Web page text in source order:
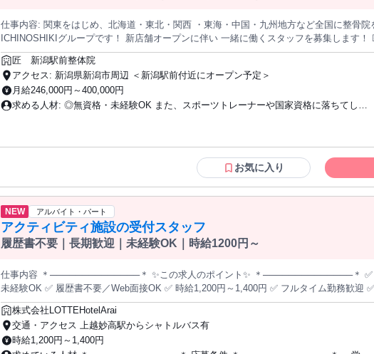
社が大切にしていること ─────────────────── 「従業員ファースト」 当社はスタ
ント（参観日・運動会など）へ、 積極的参加をすることを推奨しております。 従業員フ
そ、 ご家族のイベントを大切にできる社風がございます。 『健康と笑顔を1人でも多くの方にお届けする』 社員が協
力し、心身のお悩みを抱える方々の 笑顔溢れる人生を創造することが私たちのビジョンです！ 『関わる全て
顔になれる循環づくり』 充実した研修で高度な技術を習得し、自費治療を通じて患者様
治療を提供し、売上を上げることでスタッフの給与にも還元する仕組みを整えています。 ＼2030年までに全世界に
2000店舗展開！／ Vision2030への道のりは、挑戦に満ちていますが、 ここ5年間で売上
は、3店舗→90店舗の30倍と 着実に目標達成に向けて前に進んでいます！ 「業界で1番AIを駆使し、1番人を雇用する会
社を創る」 私たちは確信しています。共に挑戦し、 共に成長し、共に成功を収めること
・スポーツジムトレーナーの経験 ・リラクゼーションマッサージ店での勤務経験
仕事内容: 関東をはじめ、北海道・東北・関西 ・東海・中国・九州地方など全国に整骨院を60店舗 展開している
ICHINOSHIKIグループです！ 新店舗オープンに伴い 一緒に働くスタッフを募集します！ ☑︎未経験歓迎！6ヶ月の新人
研修あり ☑︎5年で売上20倍の成長企業！ ☑︎ふるさと出店のチャンス！全国展開、店舗拡
強い！ ☑︎業界トップクラスの給与水準 ☑︎成長意欲の高い仲間と働ける！ ☑︎技術研修・勉強会が充実！
グループとは？ ハンマーと木板を用いた「一野式筋肉骨調整法」 という治療技術を軸に
へ行っても治らない」とお悩みを抱えた方が 全国から年間5万人以上来院しています！
ジ https://youtu.be/7Vrozlm-G5M ＜仕事内容＞ 整体師（セラピスト）として、 お客様のココロとカラダに寄り添い、
────────────────────── 【１】プロの治療家を目指せる 勤務時間内での研修、
による直接研修や、 外部講師によるセミナーなど、 治療知識や技術習得の時間を確保していま
キャリアアップが可能 2030年までに国内500店舗展開を目標に 着実と店舗を拡大中。院
を目指せる機会が圧倒的に他院よりも多いです！ また、役職が上がるにつれて、集客や
経営に必要なスキルも学べます！ 【３】公平で透明性の高い評価制度 評価基準や売上ランキングなどを 全スタッフが
水準！ 1年目の平均年収は500万円〜 入社後初のボーナスで80万円、 直近の冬の賞与で
りはしっかりと給与に還元し、 スタッフの働きやすい環境を整えています！ * ◆入社後の流れ ￣￣￣￣￣￣￣￣ 独自
の教育カリキュラムにより 未経験でも短期間でキャリアップ可能！ 1ヶ月目：社長直伝！
社が大切にしていること ─────────────────── 「従業員ファースト」 当社はスタ
ント（参観日・運動会など）へ、 積極的参加をすることを推奨しております。 従業員フ
そ、 ご家族のイベントを大切にできる社風がございます。 『健康と笑顔を1人でも多くの方にお届けする』 社員が協
力し、心身のお悩みを抱える方々の 笑顔溢れる人生を創造することが私たちのビジョンです！ 『関わる全て
顔になれる循環づくり』 充実した研修で高度な技術を習得し、自費治療を通じて患者様
治療を提供し、売上を上げることでスタッフの給与にも還元する仕組みを整えています。 ＼2030年までに全世界に
2000店舗展開！／ Vision2030への道のりは、挑戦に満ちていますが、 ここ5年間で売上
匠 新潟駅前整体院
アクセス: 新潟県新潟市周辺 ＜新潟駅前付近にオープン予定＞
月給246,000円～400,000円
求める人材: ◎無資格・未経験OK また、スポーツトレーナーや国家資格に落ちてしま
したい方！ ・未経験だけど新しいことに挑戦してみたい方 ・人としても成長できる環
境で働きたい方 ・仕事にやりがいを持って働きたい方 ・頑張りをしっかり評価してほ
しい！認められたい！という方 ・収入面で周囲と差をつけたいという方 ・地域貢献意
欲のある方 ▶︎プロの治療家になりたい方も歓迎！ ・他とは違う技術を身につけたい
方！ ・根本改善できる技術を身に付けたい方 ・常に挑戦し続けられる環境で働きたい
方 ▶︎キャリアアップ・管理職を目指す方にもピッタリ ・自分のキャリアを急成長させ
ていきたい方 ・院長、マネージャーなど管理職に興味がある ・集客や会社の運営に興
・スポーツジムトレーナーの経験 ・リラクゼーションマッサージ店での勤務経験
お気に入り
NEW アルバイト・パート
アクティビティ施設の受付スタッフ
履歴書不要｜長期歓迎｜未経験OK｜時給1200円～
仕事内容 ＊──────────────＊ ✨この求人のポイント✨ ＊──────────────＊ ✅
未経験OK ✅ 履歴書不要／Web面接OK ✅ 時給1,200円～1,400円 ✅ フルタイム勤務歓迎
務も歓迎 ✅ 1日4時間～相談OK ✅ リゾート施設で働ける♪ ✅ 受付・案内が中心 ✅ 研修
支給あり ✅ 上越妙高駅からシャトルバスあり ✅ 車通勤OK ✅ 温泉・プールなど施設割引あり ＼長期で安定して
い方歓迎。 リゾート施設の受付スタッフ募集！／ LOTTE ARAI RESORTの アクティビティ施設で、 受付・案内スタ
ッフを募集します。 ”接客の仕事を長く続けたい” ”自然に囲まれた環境で働きたい” ”リゾート施設で安定して働きたい”
株式会社LOTTEHotelArai
交通・アクセス 上越妙高駅からシャトルバス有
時給1,200円～1,400円